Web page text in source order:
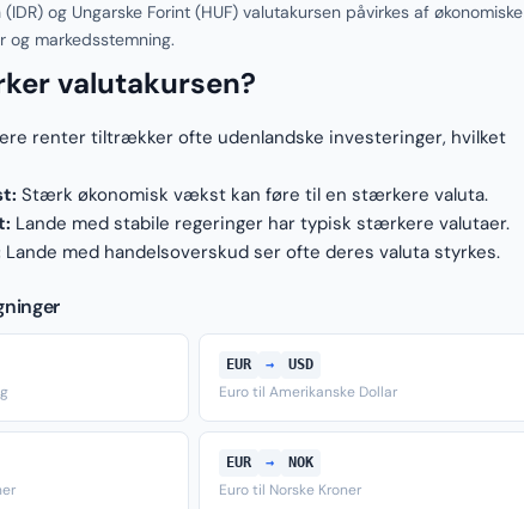
og Ungarske Forint (HUF) valutakursen påvirkes af økonomiske
og markedsstemning.
valutakursen?
renter tiltrækker ofte udenlandske investeringer, hvilket
Stærk økonomisk vækst kan føre til en stærkere valuta.
Lande med stabile regeringer har typisk stærkere valutaer.
Lande med handelsoverskud ser ofte deres valuta styrkes.
EUR → USD
Euro til Amerikanske Dollar
EUR → NOK
Euro til Norske Kroner